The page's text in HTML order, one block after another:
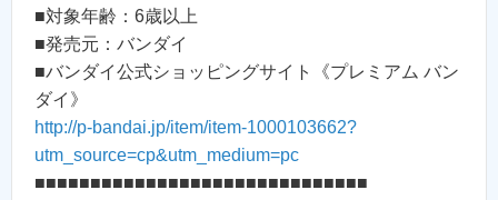
■対象年齢：6歳以上
■発売元：バンダイ
■バンダイ公式ショッピングサイト《プレミアム バン
ダイ》
http://p-bandai.jp/item/item-1000103662?
utm_source=cp&utm_medium=pc
■■■■■■■■■■■■■■■■■■■■■■■■■■■■■■